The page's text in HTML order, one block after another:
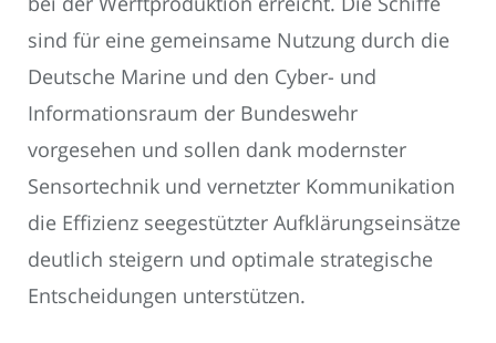
sind für eine gemeinsame Nutzung durch die
Deutsche Marine und den Cyber- und
Informationsraum der Bundeswehr
vorgesehen und sollen dank modernster
Sensortechnik und vernetzter Kommunikation
die Effizienz seegestützter Aufklärungseinsätze
deutlich steigern und optimale strategische
Entscheidungen unterstützen.